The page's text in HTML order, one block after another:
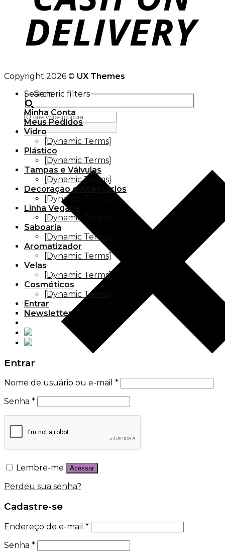
Copyright 2026 © UX Themes
Search
Generic filters
Minha Conta
Meus Pedidos
Vidro
[Dynamic Terms]
Plástico
[Dynamic Terms]
Tampas e Válvulas
[Dynamic Terms]
Decoração e Acessórios
[Dynamic Terms]
Linha Vegana
[Dynamic Terms]
Saboaria
[Dynamic Terms]
Aromatizador
[Dynamic Terms]
Velas
[Dynamic Terms]
Cosméticos
[Dynamic Terms]
Entrar
Newsletter
Entrar
Nome de usuário ou e-mail *
Senha *
Lembre-me Acessar
Perdeu sua senha?
Cadastre-se
Endereço de e-mail *
Senha *